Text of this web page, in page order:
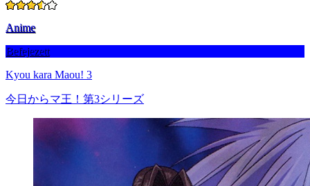
Anime
Befejezett
Kyou kara Maou! 3
今日からマ王！第3シリーズ